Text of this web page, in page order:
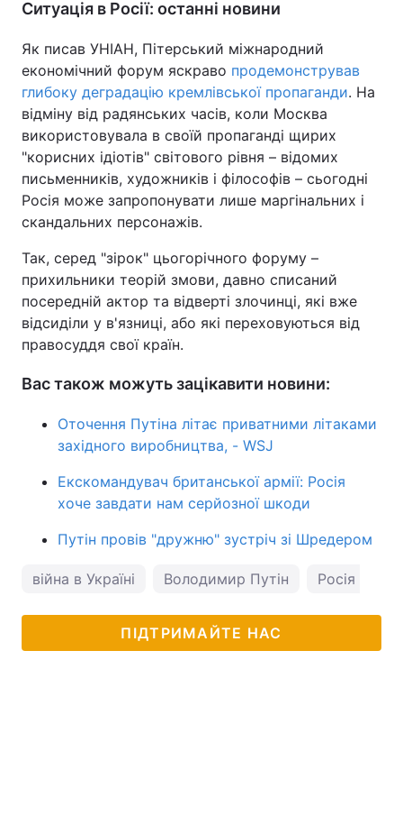
Ситуація в Росії: останні новини
Як писав УНІАН, Пітерський міжнародний
економічний форум яскраво продемонстрував
глибоку деградацію кремлівської пропаганди. На
відміну від радянських часів, коли Москва
використовувала в своїй пропаганді щирих
"корисних ідіотів" світового рівня – відомих
письменників, художників і філософів – сьогодні
Росія може запропонувати лише маргінальних і
скандальних персонажів.
Так, серед "зірок" цьогорічного форуму –
прихильники теорій змови, давно списаний
посередній актор та відверті злочинці, які вже
відсиділи у в'язниці, або які переховуються від
правосуддя свої країн.
Вас також можуть зацікавити новини:
Оточення Путіна літає приватними літаками
західного виробництва, - WSJ
Екскомандувач британської армії: Росія
хоче завдати нам серйозної шкоди
Путін провів "дружню" зустріч зі Шредером
війна в Україні Володимир Путін Росія
ПІДТРИМАЙТЕ НАС